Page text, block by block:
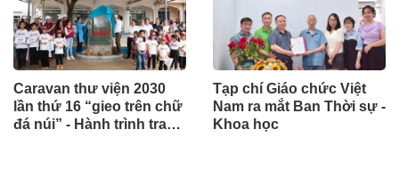
Caravan thư viện 2030
lần thứ 16 “gieo trên chữ
đá núi” - Hành trình trao
Tạp chí Giáo chức Việt
Nam ra mắt Ban Thời sự -
Khoa học